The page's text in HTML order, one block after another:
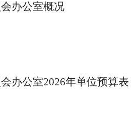
办公室概况
办公室2026年单位预算表